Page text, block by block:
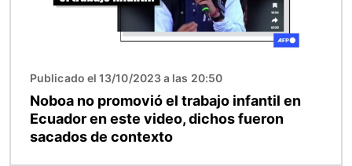
Publicado el 13/10/2023 a las 20:50
Noboa no promovió el trabajo infantil en
Ecuador en este video, dichos fueron
sacados de contexto